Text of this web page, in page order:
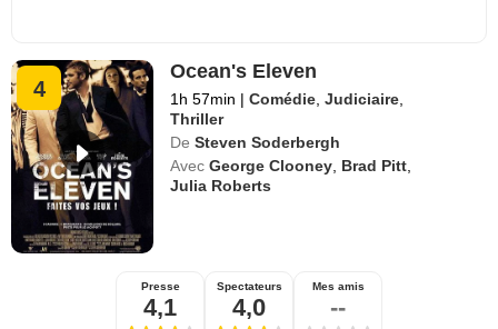
4
Ocean's Eleven
1h 57min | Comédie ,Judiciaire
Thriller
De Steven Soderbergh
Avec George Clooney Brad Pitt
Julia Roberts
Presse
4,1
Spectateurs
4,0
Mes amis
--